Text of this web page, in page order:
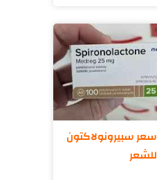
سعر سبيرونولاكتون
للشعر